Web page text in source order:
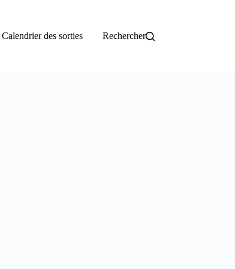
Calendrier des sorties Rechercher